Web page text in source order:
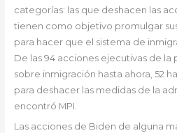
categorías: las que deshacen las
tienen como objetivo promulgar
para hacer que el sistema de
De las 94 acciones ejecutivas de
sobre inmigración hasta ahora, 52
para deshacer las medidas de la
encontró MPI.
Las acciones de Biden de alguna